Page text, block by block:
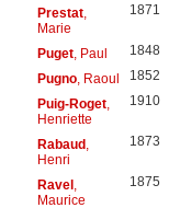
Prestat,
Marie
1871
Puget, Paul 1848
Pugno, Raoul 1852
Puig-Roget,
Henriette
1910
Rabaud,
Henri
1873
Ravel,
Maurice
1875